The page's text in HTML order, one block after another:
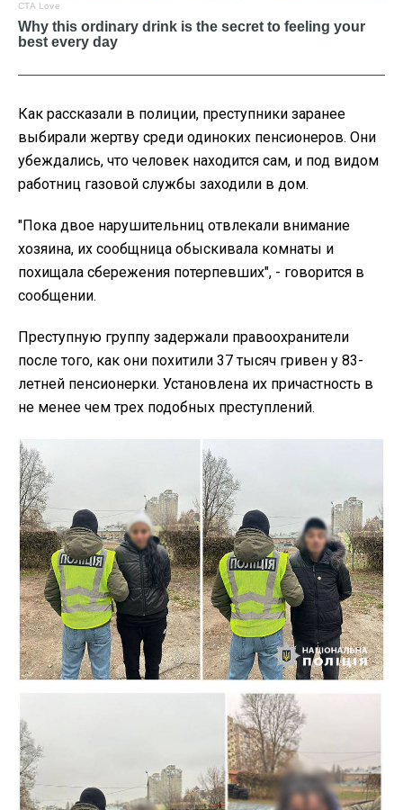
Как рассказали в полиции, преступники заранее
выбирали жертву среди одиноких пенсионеров. Они
убеждались, что человек находится сам, и под видом
работниц газовой службы заходили в дом.
"Пока двое нарушительниц отвлекали внимание
хозяина, их сообщница обыскивала комнаты и
похищала сбережения потерпевших", - говорится в
сообщении.
Преступную группу задержали правоохранители
после того, как они похитили 37 тысяч гривен у 83-
летней пенсионерки. Установлена их причастность в
не менее чем трех подобных преступлений.